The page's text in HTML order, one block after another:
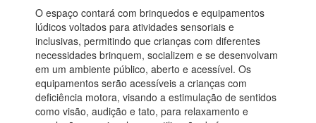
O espaço contará com brinquedos e equipamentos
lúdicos voltados para atividades sensoriais e
inclusivas, permitindo que crianças com diferentes
necessidades brinquem, socializem e se desenvolvam
em um ambiente público, aberto e acessível. Os
equipamentos serão acessíveis a crianças com
deficiência motora, visando a estimulação de sentidos
como visão, audição e tato, para relaxamento e